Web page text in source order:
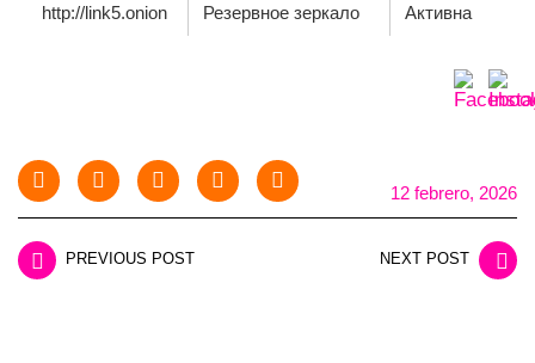
http://link5.onion Резервное зеркало Активна
12 febrero, 2026
PREVIOUS POST NEXT POST